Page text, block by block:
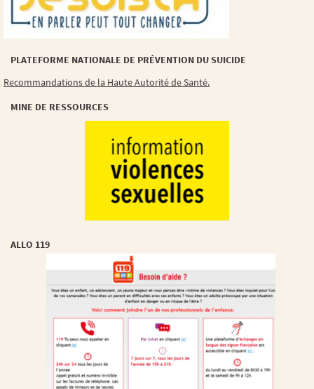
PLATEFORME NATIONALE DE PRÉVENTION DU SUICIDE
Recommandations de la Haute Autorité de Santé.
MINE DE RESSOURCES
ALLO 119